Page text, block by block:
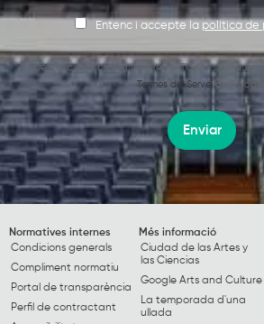
Entenc i accepte la política de
Aquest lloc està protegit per reCAPTCHA i s’apliquen
Termes del Servei de Google.
Enviar
Normatives internes
Condicions generals
Compliment normatiu
Portal de transparència
Perfil de contractant
Més informació
Ciudad de las Artes y
las Ciencias
Google Arts and Culture
La temporada d'una
ullada